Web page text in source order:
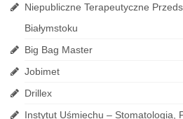
Niepubliczne Terapeutyczne
Białymstoku
Big Bag Master
Jobimet
Drillex
Instytut Uśmiechu – Stomatologia,